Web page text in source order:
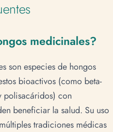
medicinales?
son especies de hongos
bioactivos (como beta-
polisacáridos) con
beneficiar la salud. Su uso
tradiciones médicas